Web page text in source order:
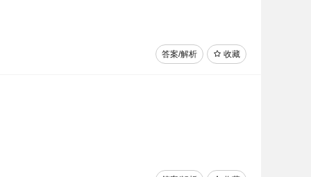
收藏
答案/解析